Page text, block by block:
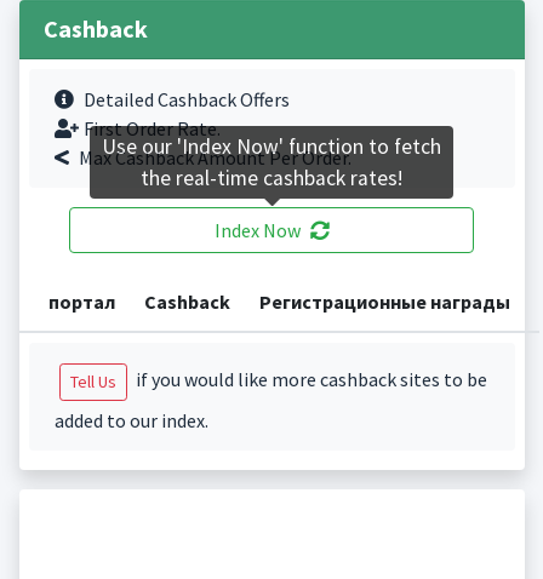
Cashback
Detailed Cashback Offers
First Order Rate.
Max Cashback Amount Per Order.
Index Now
портал Cashback Регистрационные награды
Tell Us
if you would like more cashback sites to be
added to our index.
Use our 'Index Now' function to fetch
the real-time cashback rates!